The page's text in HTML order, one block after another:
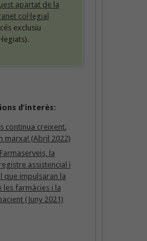
apartat de la
col·legial
exclusiu
d’interès:
continua creixent.
marxa! (Abril 2022)
la
assistencial i
que impulsaran la
les farmàcies i la
(Juny 2021)